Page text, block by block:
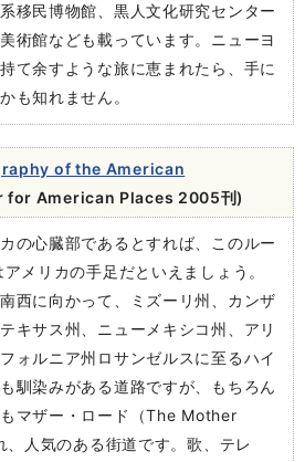
移民博物館、黒人文化研究センター
術館なども載っています。ニューヨ
て余すような旅に恵まれたら、手に
も知れません。
of the American
American Places 2005刊)
の心臓部であるとすれば、このルー
メリカの手足だといえましょう。
西に向かって、ミズーリ州、カンザ
キサス州、ニューメキシコ州、アリ
ォルニア州ロサンゼルスに至るハイ
馴染みがある道路ですが、もちろん
マザー・ロード（The Mother
、人気のある街道です。歌、テレ